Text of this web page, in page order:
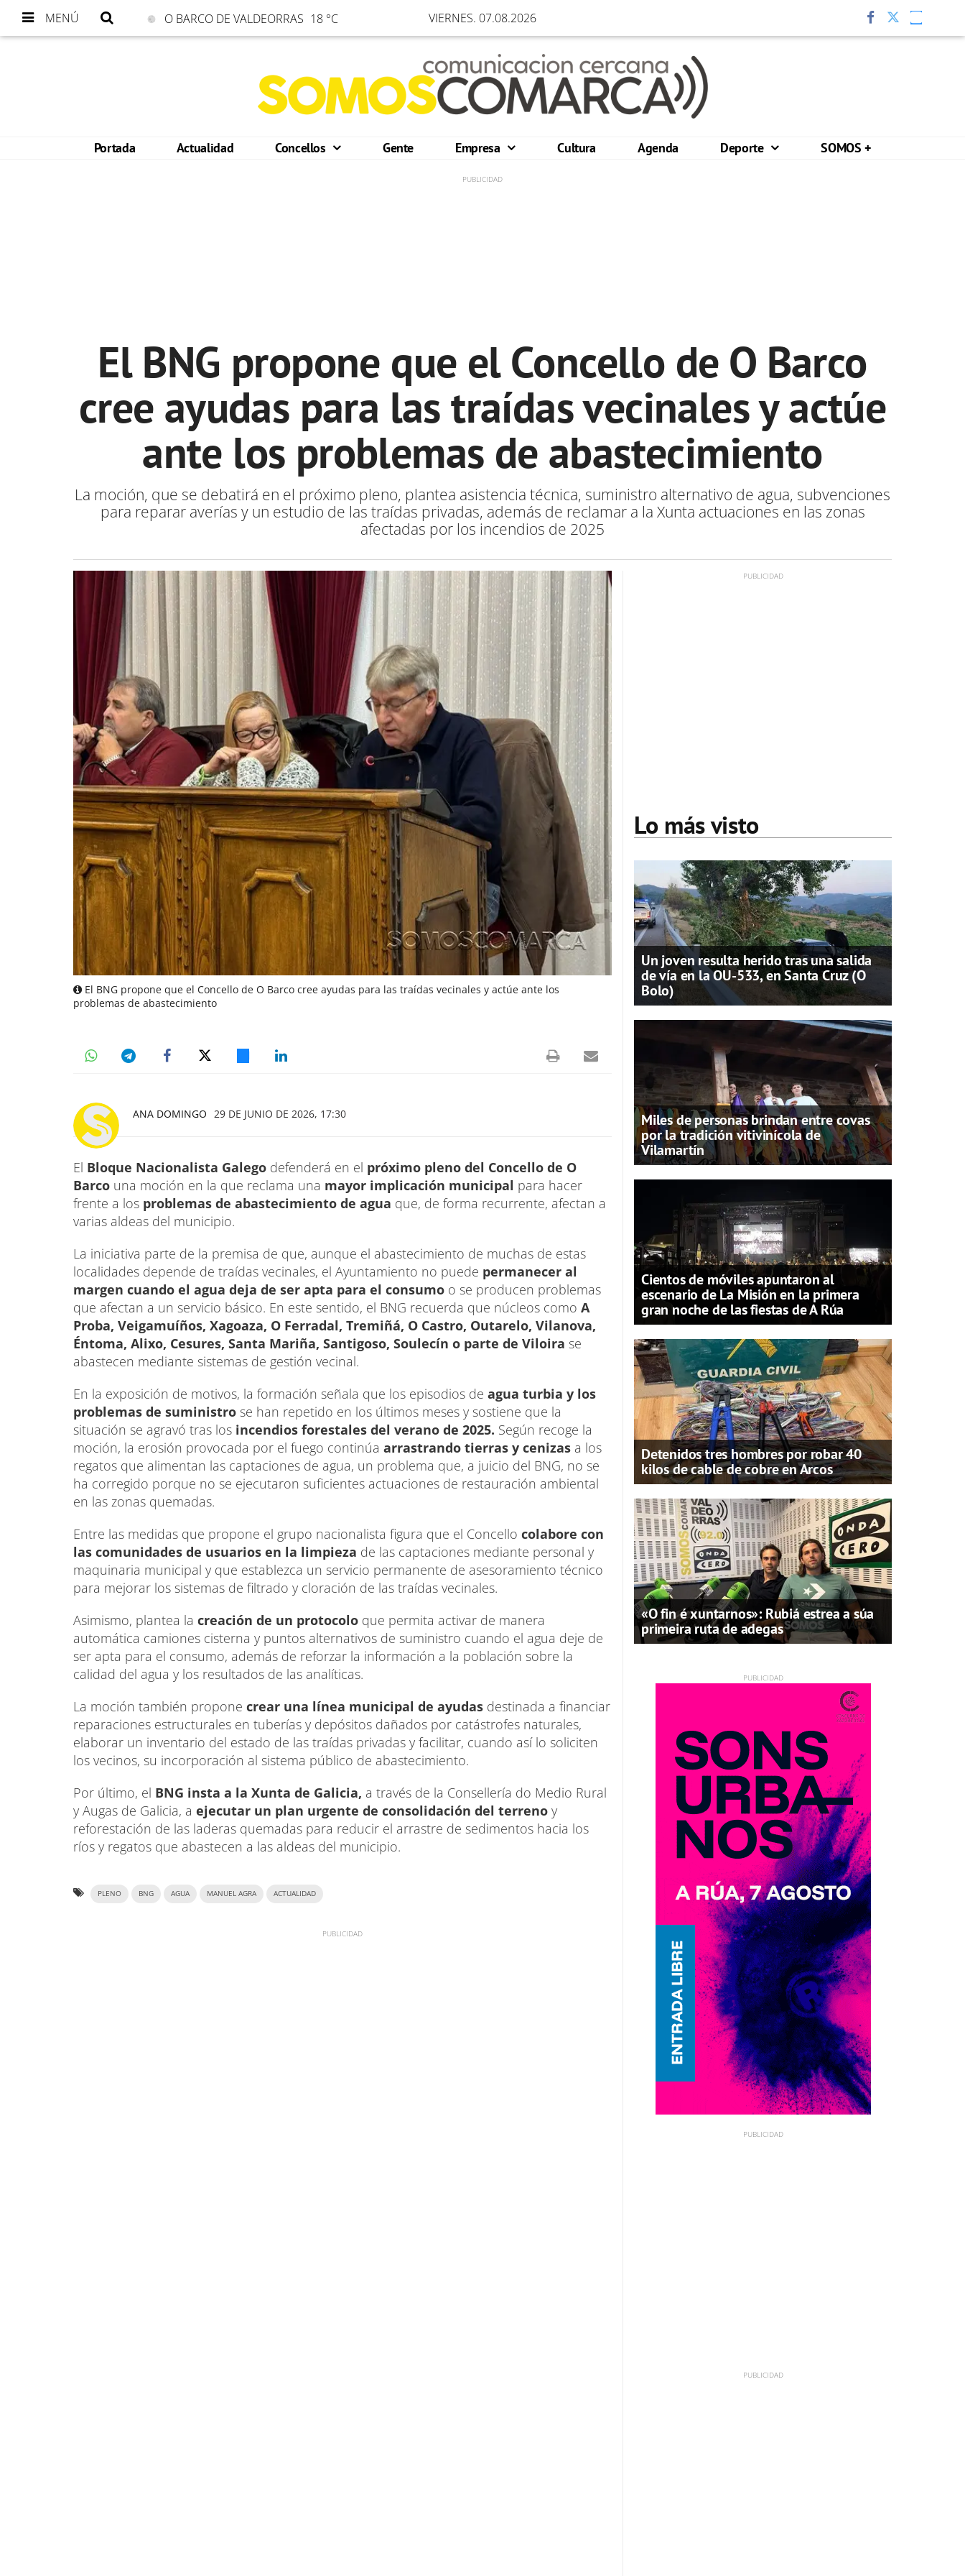
MENÚ O BARCO DE VALDEORRAS 18 °C VIERNES. 07.08.2026
Portada Actualidad Concellos Gente Empresa Cultura Agenda Deporte SOMOS +
El BNG propone que el Concello de O Barco
cree ayudas para las traídas vecinales y actúe
ante los problemas de abastecimiento
La moción, que se debatirá en el próximo pleno, plantea asistencia técnica, suministro alternativo de agua, subvenciones
para reparar averías y un estudio de las traídas privadas, además de reclamar a la Xunta actuaciones en las zonas
afectadas por los incendios de 2025
El BNG propone que el Concello de O Barco cree ayudas para las traídas vecinales y actúe ante los
problemas de abastecimiento
ANA DOMINGO 29 DE JUNIO DE 2026, 17:30
El Bloque Nacionalista Galego defenderá en el próximo pleno del Concello de O
Barco una moción en la que reclama una mayor implicación municipal para hacer
frente a los problemas de abastecimiento de agua que, de forma recurrente, afectan a
varias aldeas del municipio.
La iniciativa parte de la premisa de que, aunque el abastecimiento de muchas de estas
localidades depende de traídas vecinales, el Ayuntamiento no puede permanecer al
margen cuando el agua deja de ser apta para el consumo o se producen problemas
que afectan a un servicio básico. En este sentido, el BNG recuerda que núcleos como A
Proba, Veigamuíños, Xagoaza, O Ferradal, Tremiñá, O Castro, Outarelo, Vilanova,
Éntoma, Alixo, Cesures, Santa Mariña, Santigoso, Soulecín o parte de Viloira se
abastecen mediante sistemas de gestión vecinal.
En la exposición de motivos, la formación señala que los episodios de agua turbia y los
problemas de suministro se han repetido en los últimos meses y sostiene que la
situación se agravó tras los incendios forestales del verano de 2025. Según recoge la
moción, la erosión provocada por el fuego continúa arrastrando tierras y cenizas a los
regatos que alimentan las captaciones de agua, un problema que, a juicio del BNG, no se
ha corregido porque no se ejecutaron suficientes actuaciones de restauración ambiental
en las zonas quemadas.
Entre las medidas que propone el grupo nacionalista figura que el Concello colabore con
las comunidades de usuarios en la limpieza de las captaciones mediante personal y
maquinaria municipal y que establezca un servicio permanente de asesoramiento técnico
para mejorar los sistemas de filtrado y cloración de las traídas vecinales.
Asimismo, plantea la creación de un protocolo que permita activar de manera
automática camiones cisterna y puntos alternativos de suministro cuando el agua deje de
ser apta para el consumo, además de reforzar la información a la población sobre la
calidad del agua y los resultados de las analíticas.
La moción también propone crear una línea municipal de ayudas destinada a financiar
reparaciones estructurales en tuberías y depósitos dañados por catástrofes naturales,
elaborar un inventario del estado de las traídas privadas y facilitar, cuando así lo soliciten
los vecinos, su incorporación al sistema público de abastecimiento.
Por último, el BNG insta a la Xunta de Galicia, a través de la Consellería do Medio Rural
y Augas de Galicia, a ejecutar un plan urgente de consolidación del terreno y
reforestación de las laderas quemadas para reducir el arrastre de sedimentos hacia los
ríos y regatos que abastecen a las aldeas del municipio.
PLENO BNG AGUA MANUEL AGRA ACTUALIDAD
Lo más visto
Un joven resulta herido tras una salida
de vía en la OU-533, en Santa Cruz (O
Bolo)
Miles de personas brindan entre covas
por la tradición vitivinícola de
Vilamartín
Cientos de móviles apuntaron al
escenario de La Misión en la primera
gran noche de las fiestas de A Rúa
Detenidos tres hombres por robar 40
kilos de cable de cobre en Arcos
«O fin é xuntarnos»: Rubiá estrea a súa
primeira ruta de adegas